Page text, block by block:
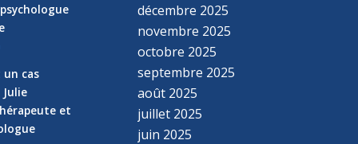
un cas
et
décembre 2025
novembre 2025
octobre 2025
septembre 2025
août 2025
juillet 2025
juin 2025